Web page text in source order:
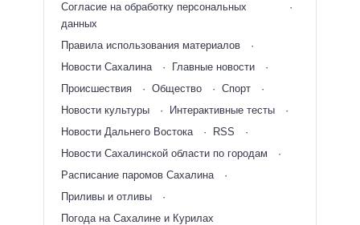
Согласие на обработку персональных
данных
Правила использования материалов
Новости Сахалина
Главные новости
Происшествия
Общество
Спорт
Новости культуры
Интерактивные тесты
Новости Дальнего Востока
RSS
Новости Сахалинской области по городам
Расписание паромов Сахалина
Приливы и отливы
Погода на Сахалине и Курилах